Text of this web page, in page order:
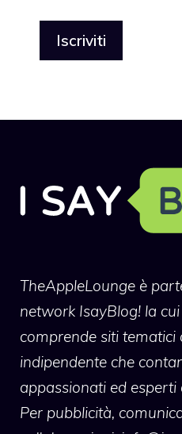
TheAppleLounge è
network IsayBlog! la
comprende siti
indipendente che
appassionati ed esperti
Per pubblicità,